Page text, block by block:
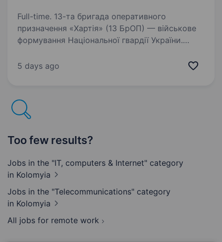
Full-time. 13-та бригада оперативного
призначення «Хартія» (13 БрОП) — військове
формування Національної гвардії України.
році у Харкові було створене ДФТГ «Хартія»,
5 days ago
Too few results?
Jobs in the "IT, computers & Internet" category
in Kolomyia
Jobs in the "Telecommunications" category
in Kolomyia
All jobs for remote work